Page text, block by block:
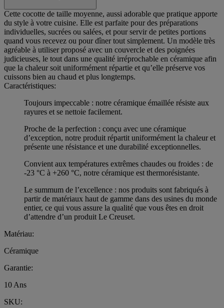
Cette cocotte de taille moyenne, aussi adorable que pratique apporte
du style à votre cuisine. Elle est parfaite pour des préparations
individuelles, sucrées ou salées, et pour servir de petites portions
quand vous recevez ou pour dîner tout simplement. Un modèle très
agréable à utiliser proposé avec un couvercle et des poignées
judicieuses, le tout dans une qualité irréprochable en céramique afin
que la chaleur soit uniformément répartie et qu’elle préserve vos
cuissons bien au chaud et plus longtemps.
Caractéristiques:
Toujours impeccable : notre céramique émaillée résiste aux
rayures et se nettoie facilement.
Proche de la perfection : conçu avec une céramique
d’exception, notre produit répartit uniformément la chaleur et
présente une résistance et une durabilité exceptionnelles.
Convient aux températures extrêmes chaudes ou froides : de
-23 °C à +260 °C, notre céramique est thermorésistante.
Le summum de l’excellence : nos produits sont fabriqués à
partir de matériaux haut de gamme dans des usines du monde
entier, ce qui vous assure la qualité que vous êtes en droit
d’attendre d’un produit Le Creuset.
Matériau:
Céramique
Garantie:
10 Ans
SKU: